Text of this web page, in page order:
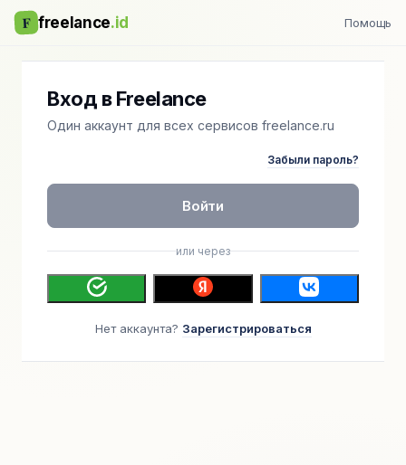
F freelance.id Помощь
Вход в Freelance
Один аккаунт для всех сервисов freelance.ru
Забыли пароль?
Войти
или через
Нет аккаунта? Зарегистрироваться